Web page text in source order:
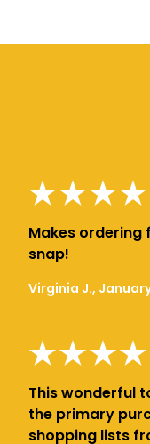
Makes ordering
snap!
Virginia J.,
This wonderful
the primary
shopping lists